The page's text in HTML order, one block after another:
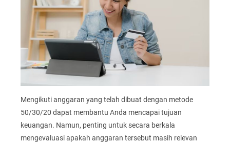
Mengikuti anggaran yang telah dibuat dengan metode
50/30/20 dapat membantu Anda mencapai tujuan
keuangan. Namun, penting untuk secara berkala
mengevaluasi apakah anggaran tersebut masih relevan